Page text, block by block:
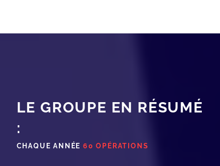
LE GROUPE EN RÉSUMÉ
:
CHAQUE ANNÉE 60 OPÉRATIONS